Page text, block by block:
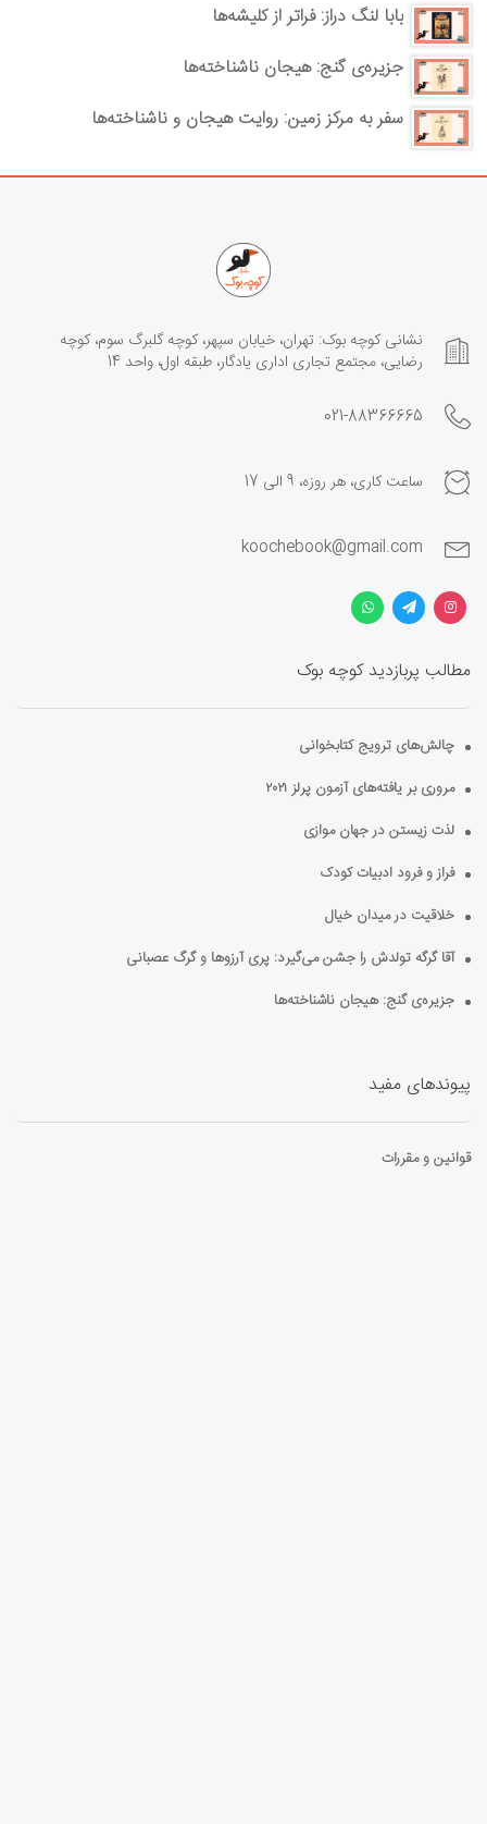
بابا لنگ دراز: فراتر از کلیشه‌ها
جزیره‌ی گنج: هیجان ناشناخته‌ها
سفر به مرکز زمین: روایت هیجان و ناشناخته‌ها
نشانی کوچه بوک: تهران، خیابان سپهر، کوچه گلبرگ سوم، کوچه
رضایی، مجتمع تجاری اداری یادگار، طبقه اول، واحد 14
021-88366665
ساعت کاری، هر روزه، 9 الی 17
koochebook@gmail.com
مطالب پربازدید کوچه بوک
چالش‌های ترویج کتابخوانی
مروری بر یافته‌های آزمون پرلز ۲۰۲۱
لذت زیستن در جهان موازی
فراز و فرود ادبیات کودک
خلاقیت در میدان خیال
آقا گرگه تولدش را جشن می‌گیرد: پری آرزوها و گرگ عصبانی
جزیره‌ی گنج: هیجان ناشناخته‌ها
پیوندهای مفید
قوانین و مقررات